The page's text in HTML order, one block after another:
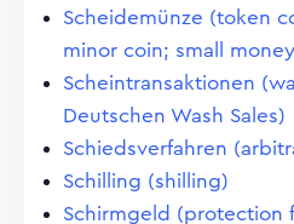
Scheidemünze (token
minor coin; small
Scheintransaktionen
Deutschen Wash Sales)
Schiedsverfahren
Schilling (shilling)
Schirmgeld (protection